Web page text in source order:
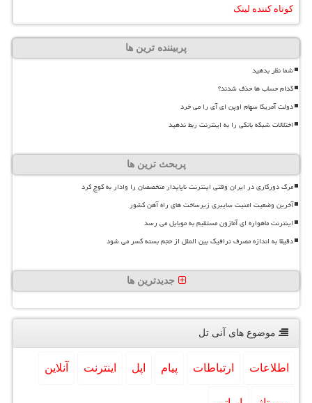
کوتاه کننده لینک
پربیننده ترین ها
شما نظر بدهید
کدام حساب ها حذف شدند؟
دولت آمریکا سهام اوپن ای آی را می خرد
اختلالات شبکه بانکی را به اینترنت ربط ندهید
پربحث ترین ها
مرگ دورکاری در ایران وقتی اینترنت ناپایدار متخصصان را وادار به کوچ کرد
آخرین وضعیت امنیت سایبری زیرساخت های راه آهن کشور
اینترنت ماهواره ای آمازون مستقیم به موبایل می رسد
دقیقا به اندازه مصرف ترافیک بین الملل از حجم بسته کسر می شود
جدیدترین ها
موضوع های آنی تل
اطلاعات ارتباطات پیام اپل اینترنت آنلاین